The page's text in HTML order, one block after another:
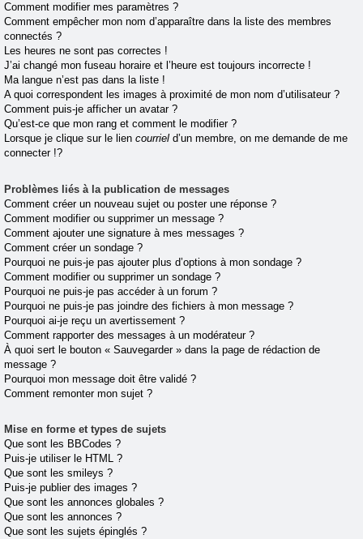
Comment modifier mes paramètres ?
Comment empêcher mon nom d’apparaître dans la liste des membres
connectés ?
Les heures ne sont pas correctes !
J’ai changé mon fuseau horaire et l’heure est toujours incorrecte !
Ma langue n’est pas dans la liste !
A quoi correspondent les images à proximité de mon nom d’utilisateur ?
Comment puis-je afficher un avatar ?
Qu’est-ce que mon rang et comment le modifier ?
Lorsque je clique sur le lien courriel d’un membre, on me demande de me
connecter !?
Problèmes liés à la publication de messages
Comment créer un nouveau sujet ou poster une réponse ?
Comment modifier ou supprimer un message ?
Comment ajouter une signature à mes messages ?
Comment créer un sondage ?
Pourquoi ne puis-je pas ajouter plus d’options à mon sondage ?
Comment modifier ou supprimer un sondage ?
Pourquoi ne puis-je pas accéder à un forum ?
Pourquoi ne puis-je pas joindre des fichiers à mon message ?
Pourquoi ai-je reçu un avertissement ?
Comment rapporter des messages à un modérateur ?
À quoi sert le bouton « Sauvegarder » dans la page de rédaction de
message ?
Pourquoi mon message doit être validé ?
Comment remonter mon sujet ?
Mise en forme et types de sujets
Que sont les BBCodes ?
Puis-je utiliser le HTML ?
Que sont les smileys ?
Puis-je publier des images ?
Que sont les annonces globales ?
Que sont les annonces ?
Que sont les sujets épinglés ?